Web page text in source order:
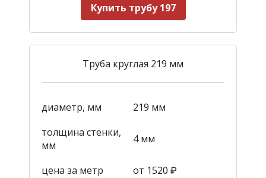
Купить трубу 197
Труба круглая 219 мм
диаметр, мм
219 мм
толщина стенки,
мм
4 мм
цена за метр от 1520 ₽